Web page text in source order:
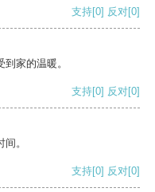
支持[0] 反对[0]
家的温暖。
支持[0] 反对[0]
。
支持[0] 反对[0]